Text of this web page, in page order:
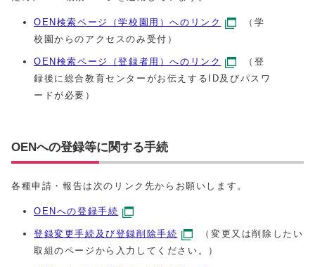
OEN検索ページ（学校園用）へのリンク
（学
校園からのアクセスのみ受付）
OEN検索ページ（登録者用）へのリンク
（登
録後に総合教育センターがお伝えするID及びパスワ
ードが必要）
OENへの登録等に関する手続
各種申請・報告は次のリンク先からお願いします。
OENへの登録手続
登録変更手続及び登録削除手続
（変更又は削除したい
取組のページから入力してください。）